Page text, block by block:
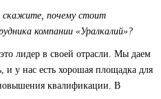
скажите, почему стоит
компании «Уралкалий»?
лидер в своей отрасли. Мы даем
и у нас есть хорошая площадка для
квалификации. В